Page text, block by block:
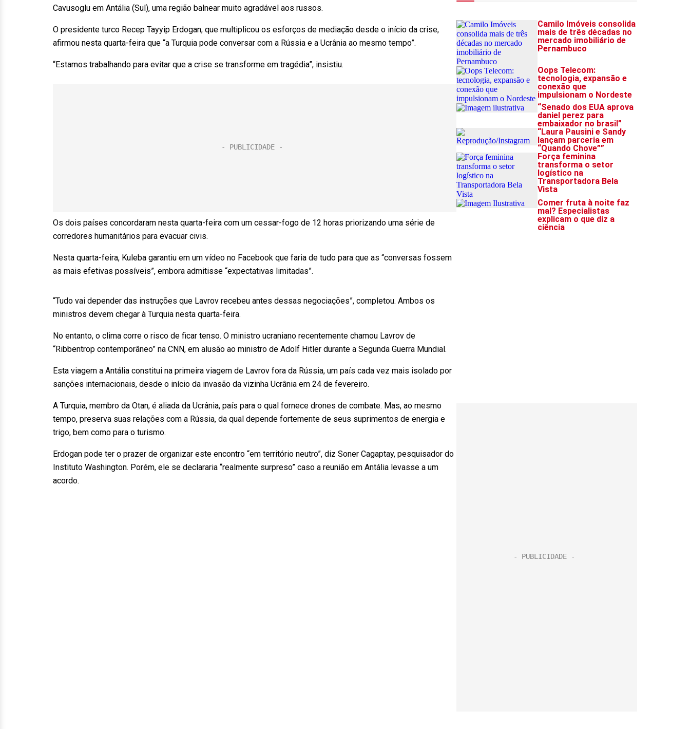
Cavusoglu em Antália (Sul), uma região balnear muito agradável aos russos.
O presidente turco Recep Tayyip Erdogan, que multiplicou os esforços de mediação desde o início da crise,
afirmou nesta quarta-feira que “a Turquia pode conversar com a Rússia e a Ucrânia ao mesmo tempo”.
“Estamos trabalhando para evitar que a crise se transforme em tragédia”, insistiu.
Os dois países concordaram nesta quarta-feira com um cessar-fogo de 12 horas priorizando uma série de
corredores humanitários para evacuar civis.
Nesta quarta-feira, Kuleba garantiu em um vídeo no Facebook que faria de tudo para que as “conversas fossem
as mais efetivas possíveis”, embora admitisse “expectativas limitadas”.
“Tudo vai depender das instruções que Lavrov recebeu antes dessas negociações”, completou. Ambos os
ministros devem chegar à Turquia nesta quarta-feira.
No entanto, o clima corre o risco de ficar tenso. O ministro ucraniano recentemente chamou Lavrov de
“Ribbentrop contemporâneo” na CNN, em alusão ao ministro de Adolf Hitler durante a Segunda Guerra Mundial.
Esta viagem a Antália constitui na primeira viagem de Lavrov fora da Rússia, um país cada vez mais isolado por
sanções internacionais, desde o início da invasão da vizinha Ucrânia em 24 de fevereiro.
A Turquia, membro da Otan, é aliada da Ucrânia, país para o qual fornece drones de combate. Mas, ao mesmo
tempo, preserva suas relações com a Rússia, da qual depende fortemente de seus suprimentos de energia e
trigo, bem como para o turismo.
Erdogan pode ter o prazer de organizar este encontro “em território neutro”, diz Soner Cagaptay, pesquisador do
Instituto Washington. Porém, ele se declararia “realmente surpreso” caso a reunião em Antália levasse a um
acordo.